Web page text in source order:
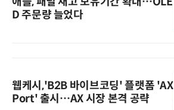
D 주문량 늘었다
웹케시,'B2B 바이브코딩' 플랫폼 'AX
Port' 출시…AX 시장 본격 공략